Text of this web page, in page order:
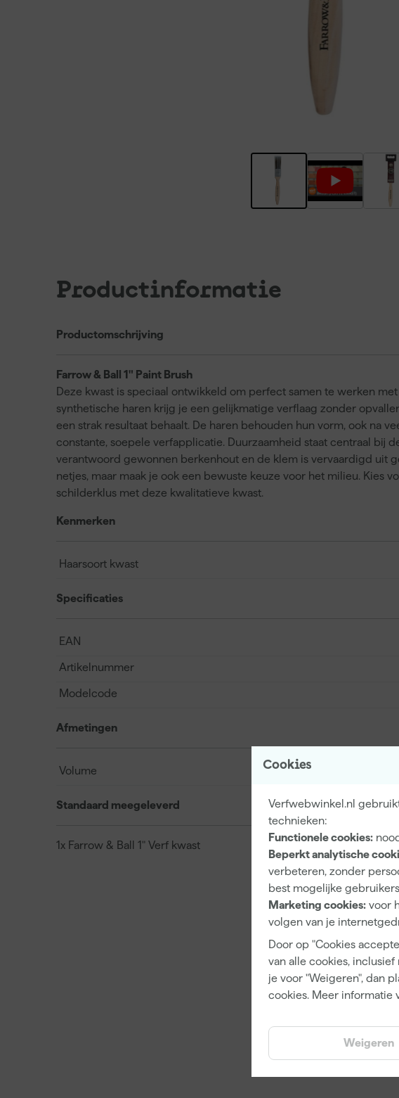
Cookies
Verfwebwinkel.nl
technieken:
Functionele cookies:
Beperkt analytische
verbeteren, zonder
best mogelijke
Marketing cookies: voor
volgen van je
Door op "Cookies
van alle cookies,
je voor "Weigeren", dan
cookies. Meer informatie
Weigeren
Productinformatie
Productomschrijving
Farrow & Ball 1" Paint Brush
Deze kwast is speciaal ontwikkeld om perfect samen te werken
synthetische haren krijg je een gelijkmatige verflaag zonder
een strak resultaat behaalt. De haren behouden hun vorm, ook na
constante, soepele verfapplicatie. Duurzaamheid staat centraal bij
verantwoord gewonnen berkenhout en de klem is vervaardigd uit
netjes, maar maak je ook een bewuste keuze voor het milieu. Kies
schilderklus met deze kwalitatieve kwast.
Kenmerken
Haarsoort kwast
Specificaties
EAN
Artikelnummer
Modelcode
Afmetingen
Volume
Standaard meegeleverd
1x Farrow & Ball 1" Verf kwast